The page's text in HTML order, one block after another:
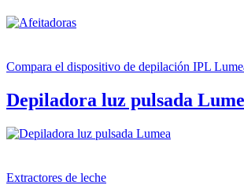
Compara el dispositivo de depilación IPL
Depiladora luz pulsada
Extractores de leche